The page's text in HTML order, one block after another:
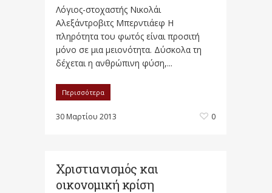
Λόγιος-στοχαστής Νικολάι
Αλεξάντροβιτς Μπερντιάεφ Η
πληρότητα του φωτός είναι προσιτή
μόνο σε μια μειονότητα. Δύσκολα τη
δέχεται η ανθρώπινη φύση,...
Περισσότερα
30 Μαρτίου 2013 0
Χριστιανισμός και
οικονομική κρίση